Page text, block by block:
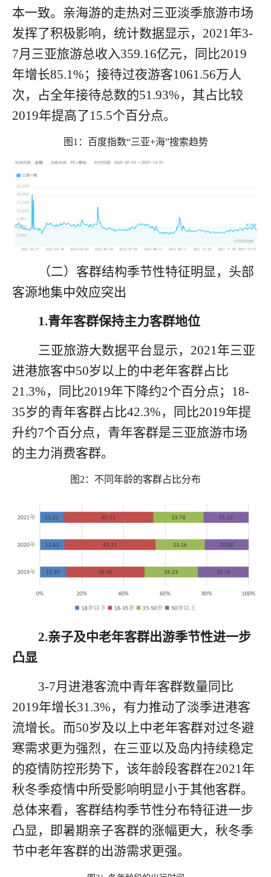
本一致。亲海游的走热对三亚淡季旅游市场
发挥了积极影响，统计数据显示， 2021年3-
7月三亚旅游总收入359.16亿元，同比2019
年增长85.1%；接待过夜游客1061.56万人
次，占全年接待总数的51.93%，其占比较
2019年提高了15.5个百分点。
图 1 ：百度指数“三亚+海”搜索趋势
（二）客群结构季节性特征明显，头部
客源地集中效应突出
1.青年客群保持主力客群地位
三亚旅游大数据平台显示， 2021年三亚
进港旅客中50岁以上的中老年客群占比
21.3%，同比2019年下降约2个百分点； 18-
35岁的青年客群占比42.3%，同比2019年提
升约7个百分点，青年客群是三亚旅游市场
的主力消费客群。
图 2 ：不同年龄的客群占比分布
2.亲子及中老年客群出游季节性进一步
凸显
3-7月进港客流中青年客群数量同比
2019年增长31.3%，有力推动了淡季进港客
流增长。而50岁及以上中老年客群对过冬避
寒需求更为强烈，在三亚以及岛内持续稳定
的疫情防控形势下，该年龄段客群在2021年
秋冬季疫情中所受影响明显小于其他客群。
总体来看，客群结构季节性分布特征进一步
凸显，即暑期亲子客群的涨幅更大，秋冬季
节中老年客群的出游需求更强。